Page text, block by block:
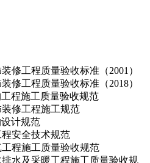
修工程质量验收标准（2001）
修工程质量验收标准（2018）
程施工质量验收规范
修工程施工规范
计规范
安全技术规范
程施工质量验收规范
水及采暖工程施工质量验收规